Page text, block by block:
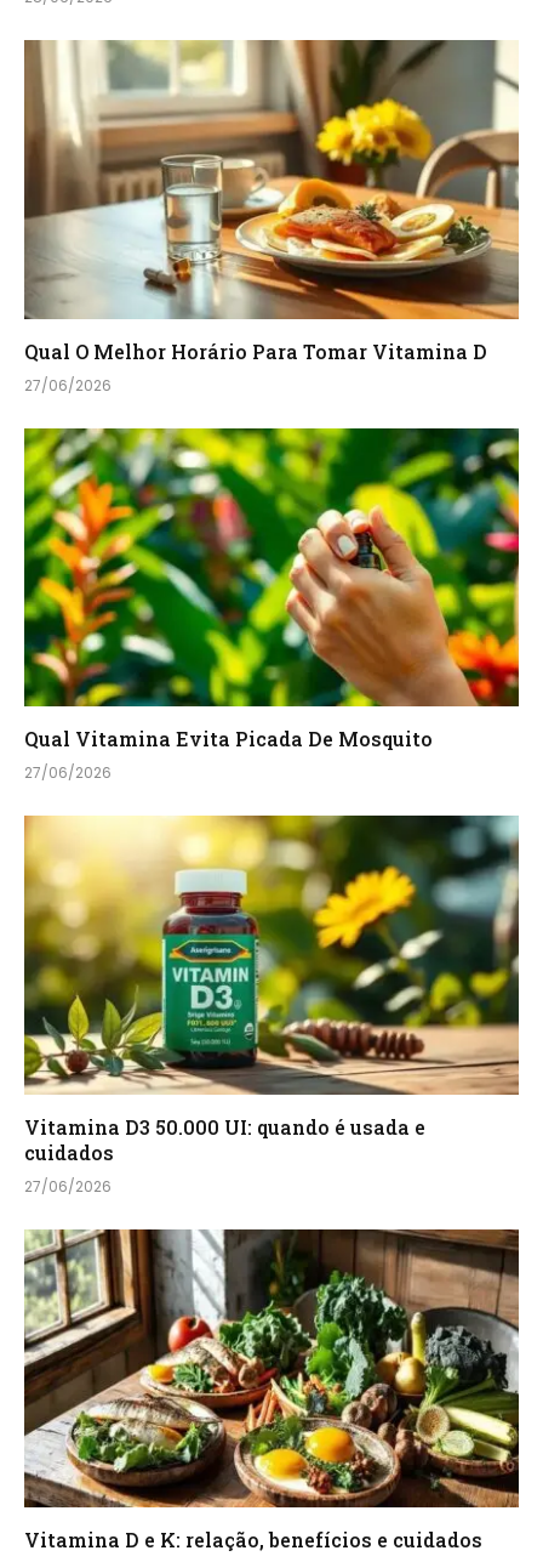
Qual O Melhor Horário Para Tomar Vitamina D
27/06/2026
Qual Vitamina Evita Picada De Mosquito
27/06/2026
Vitamina D3 50.000 UI: quando é usada e
cuidados
27/06/2026
Vitamina D e K: relação, benefícios e cuidados